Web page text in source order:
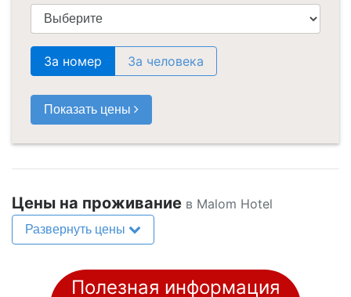
За номер За человека
Показать цены
Цены на проживание в Malom Hotel
Развернуть цены
Полезная информация